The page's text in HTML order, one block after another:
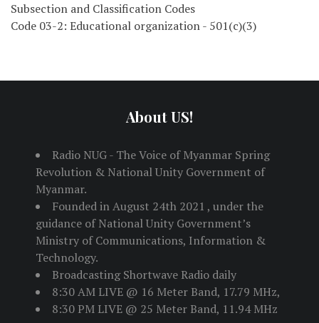
Subsection and Classification Codes
Code 03-2: Educational organization - 501(c)(3)
About US!
Radio NUG - The Voice of Myanmar Spring
Revolution & National Unity Government of
Myanmar.
Founded in August 24th 2021 , under the
guidance of National Unity Government’s
Ministry of Communications, Information &
Technology.
Broadcasting Shortwave Radio daily
8:30 AM LIVE @ 16 Meter Band, 17.79 MHz,
8:30 PM LIVE @ 25 Meter Band, 11.94 MHz